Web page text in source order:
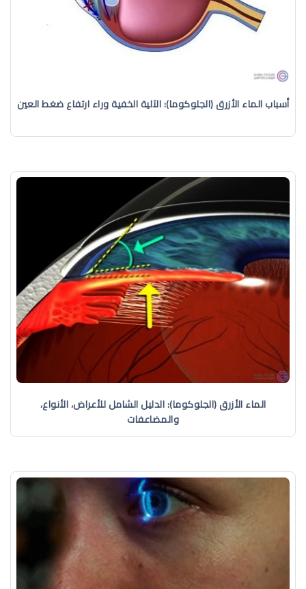
أسباب الماء الأزرق (الجلوكوما): الآلية الخفية وراء ارتفاع ضغط العين
الماء الأزرق (الجلوكوما): الدليل الشامل للأعراض، الأنواع،
والمضاعفات